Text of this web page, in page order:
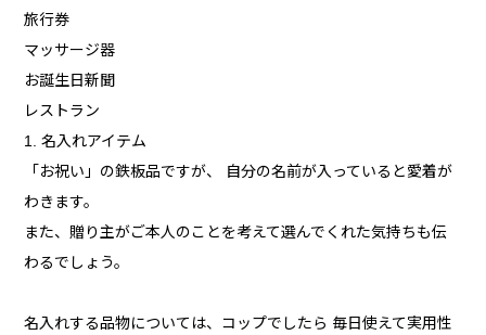
旅行券
マッサージ器
お誕生日新聞
レストラン
1. 名入れアイテム
「お祝い」の鉄板品ですが、 自分の名前が入っていると愛着が
わきます。
また、贈り主がご本人のことを考えて選んでくれた気持ちも伝
わるでしょう。
名入れする品物については、コップでしたら 毎日使えて実用性